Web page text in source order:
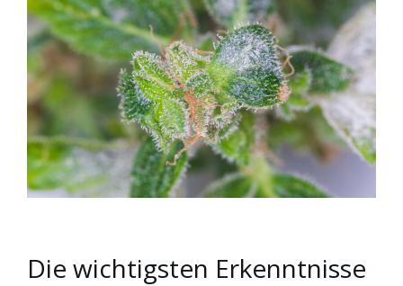
Die wichtigsten Erkenntnisse